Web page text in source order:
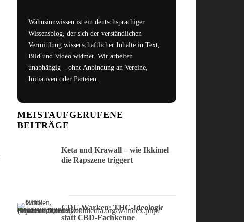
Wahnsinnwissen ist ein deutschsprachiger
Wissensblog, der sich der verständlichen
Vermittlung wissenschaftlicher Inhalte in Text,
Bild und Video widmet. Wir arbeiten
unabhängig – ohne Anbindung an Vereine,
Initiativen oder Parteien.
MEISTAUFGERUFENE
BEITRÄGE
Keta und Krawall – wie Ikkimel
die Rapszene triggert
CDU-Warken: THC-Ideologie
statt CBD-Fachkenne